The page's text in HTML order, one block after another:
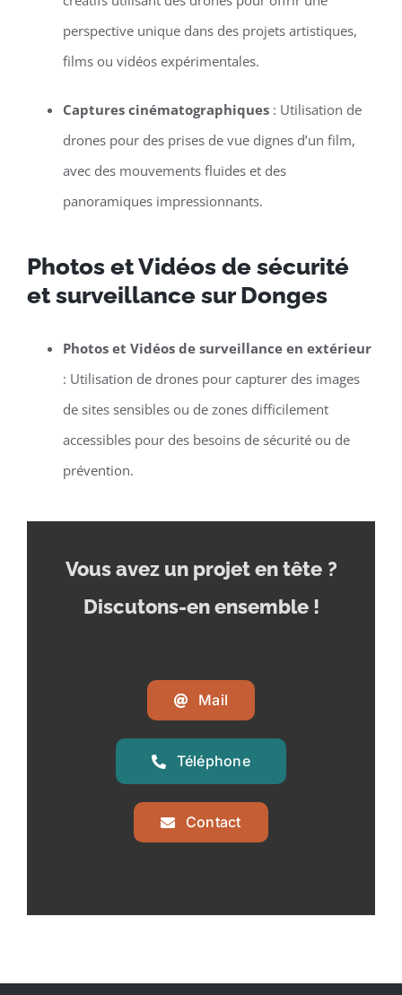
perspective unique dans des projets artistiques,
films ou vidéos expérimentales.
Captures cinématographiques: Utilisation de
drones pour des prises de vue dignes d’un film,
avec des mouvements fluides et des
panoramiques impressionnants.
Photos et Vidéos de sécurité
et surveillance sur Donges
Photos et Vidéos de surveillance en extérieur
: Utilisation de drones pour capturer des images
de sites sensibles ou de zones difficilement
accessibles pour des besoins de sécurité ou de
prévention.
Vous avez un projet en tête ?
Discutons-en ensemble !
Mail
Téléphone
Contact